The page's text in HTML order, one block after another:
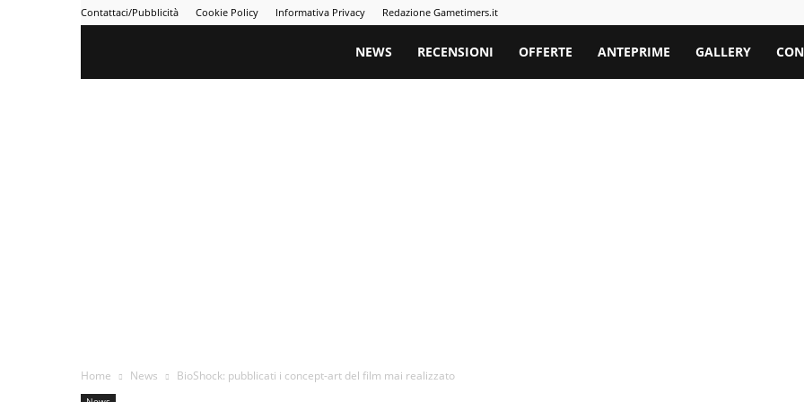
Contattaci/Pubblicità Cookie Policy Informativa Privacy Redazione Gametimers.it
Gametimers
NEWS RECENSIONI OFFERTE ANTEPRIME GALLERY
Home News BioShock: pubblicati i concept-art del film mai realizzato